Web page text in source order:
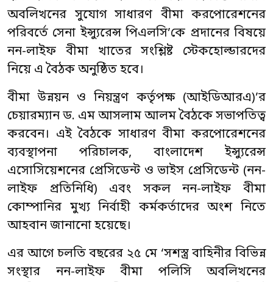
অবলিখনের সুযোগ সাধারণ বীমা করপোরেশনের
পরিবর্তে সেনা ইন্স্যুরেন্স পিএলসি’কে প্রদানের বিষয়ে
নন-লাইফ বীমা খাতের সংশ্লিষ্ট স্টেকহোল্ডারদের
নিয়ে এ বৈঠক অনুষ্ঠিত হবে।
বীমা উন্নয়ন ও নিয়ন্ত্রণ কর্তৃপক্ষ (আইডিআরএ)’র
চেয়ারম্যান ড. এম আসলাম আলম বৈঠকে সভাপতিত্ব
করবেন। এই বৈঠকে সাধারণ বীমা করপোরেশনের
ব্যবস্থাপনা পরিচালক, বাংলাদেশ ইন্স্যুরেন্স
এসোসিয়েশনের প্রেসিডেন্ট ও ভাইস প্রেসিডেন্ট (নন-
লাইফ প্রতিনিধি) এবং সকল নন-লাইফ বীমা
কোম্পানির মুখ্য নির্বাহী কর্মকর্তাদের অংশ নিতে
আহবান জানানো হয়েছে।
এর আগে চলতি বছরের ২৫ মে ‘সশস্ত্র বাহিনীর বিভিন্ন
সংস্থার নন-লাইফ বীমা পলিসি অবলিখনের